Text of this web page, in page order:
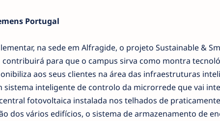
Portugal
na sede em Alfragide, o projeto Sustainable &
para que o campus sirva como montra
aos seus clientes na área das infraestruturas
sistema inteligente de controlo da microrrede que vai
fotovoltaica instalada nos telhados de
dos vários edifícios, o sistema de armazenamento de